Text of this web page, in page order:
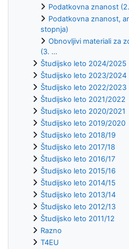
Podatkovna znanost
Podatkovna znanost,
stopnja)
Obnovljivi materiali za
(3. ...
Študijsko leto 2024/2025
Študijsko leto 2023/2024
Študijsko leto 2022/2023
Študijsko leto 2021/2022
Študijsko leto 2020/2021
Študijsko leto 2019/2020
Študijsko leto 2018/19
Študijsko leto 2017/18
Študijsko leto 2016/17
Študijsko leto 2015/16
Študijsko leto 2014/15
Študijsko leto 2013/14
Študijsko leto 2012/13
Študijsko leto 2011/12
Razno
T4EU